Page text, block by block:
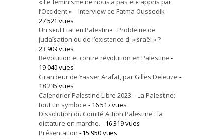
« Le féminisme ne nous a pas été appris par
l’Occident » – Interview de Fatma Oussedik-
27 521 vues
Un seul Etat en Palestine : Problème de
judaïsation ou de l’existence d' »Israël » ?-
23 909 vues
Révolution et contre révolution en Palestine -
19 040 vues
Grandeur de Yasser Arafat, par Gilles Deleuze -
18 235 vues
Calendrier Palestine Libre 2023 – La Palestine:
tout un symbole - 16 517 vues
Dissolution du Comité Action Palestine : la
dictature en marche. - 16 319 vues
Présentation - 15 950 vues